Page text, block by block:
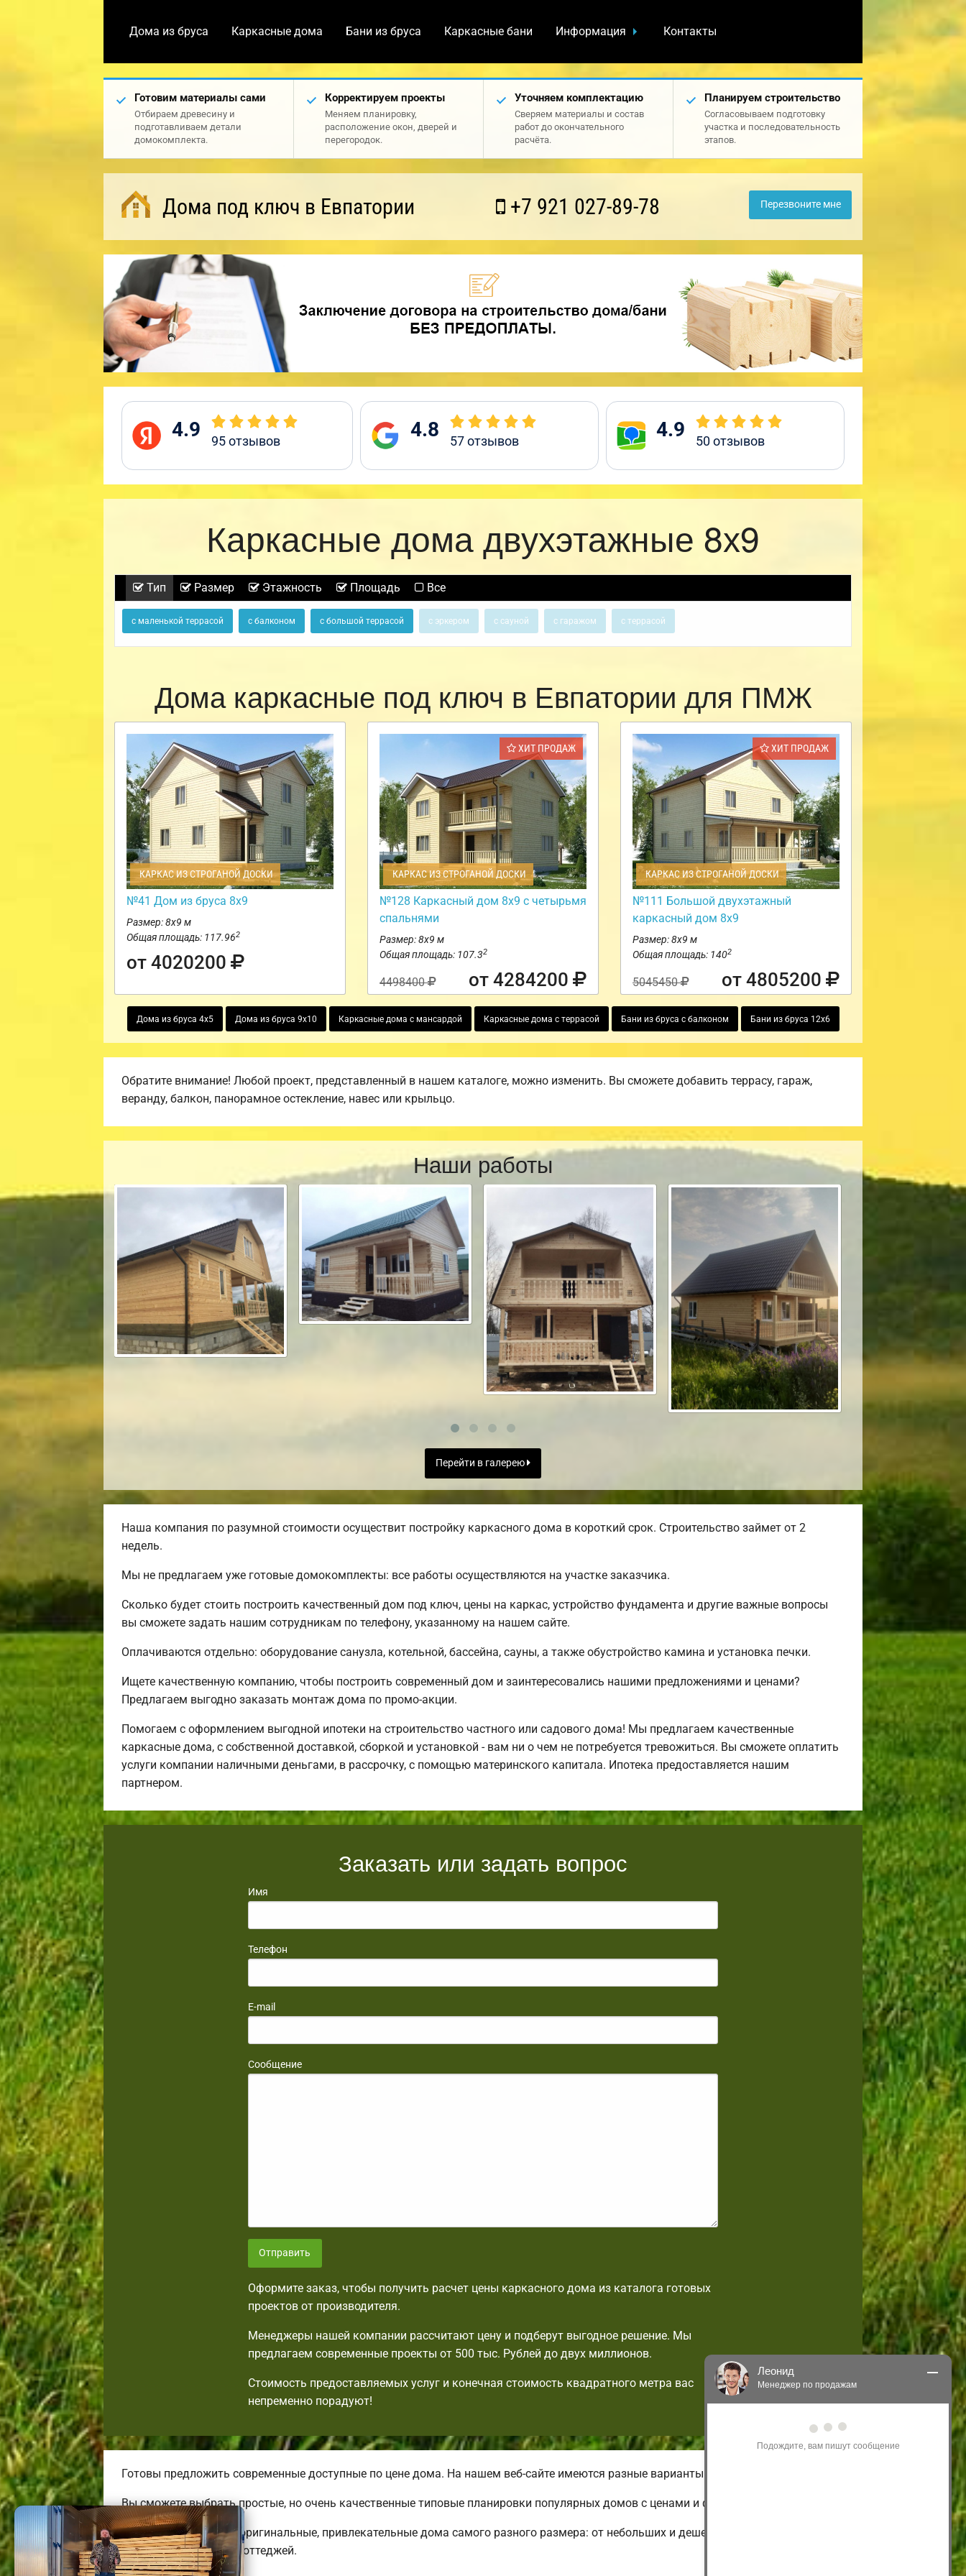
Дома из бруса Каркасные дома Бани из бруса Каркасные бани Информация Контакты
Готовим материалы сами
Отбираем древесину и
подготавливаем детали
домокомплекта.
Корректируем проекты
Меняем планировку,
расположение окон, дверей и
перегородок.
Уточняем комплектацию
Сверяем материалы и состав
работ до окончательного
расчёта.
Планируем строительство
Согласовываем подготовку
участка и последовательность
этапов.
Дома под ключ в Евпатории +7 921 027-89-78 Перезвоните мне
4.9 95отзывов 4.8 57отзывов 4.9 50отзывов
Каркасные дома двухэтажные 8х9
Тип Размер Этажность Площадь Все
с маленькой террасой с балконом с большой террасой с эркером с сауной с гаражом с террасой
Дома каркасные под ключ в Евпатории для ПМЖ
КАРКАС ИЗ СТРОГАНОЙ ДОСКИ
№41 Дом из бруса 8х9
Размер: 8х9 м
Общая площадь: 117.962
от 4020200
ХИТ ПРОДАЖ
КАРКАС ИЗ СТРОГАНОЙ ДОСКИ
№128 Каркасный дом 8х9 с четырьмя
спальнями
Размер: 8х9 м
Общая площадь: 107.32
4498400 от 4284200
ХИТ ПРОДАЖ
КАРКАС ИЗ СТРОГАНОЙ ДОСКИ
№111 Большой двухэтажный
каркасный дом 8х9
Размер: 8х9 м
Общая площадь: 1402
5045450 от 4805200
Дома из бруса 4х5 Дома из бруса 9х10 Каркасные дома с мансардой Каркасные дома с террасой Бани из бруса с балконом Бани из бруса 12х6
Обратите внимание! Любой проект, представленный в нашем каталоге, можно изменить. Вы сможете добавить террасу, гараж,
веранду, балкон, панорамное остекление, навес или крыльцо.
Наши работы
Перейти в галерею
Наша компания по разумной стоимости осуществит постройку каркасного дома в короткий срок. Строительство займет от 2
недель.
Мы не предлагаем уже готовые домокомплекты: все работы осуществляются на участке заказчика.
Сколько будет стоить построить качественный дом под ключ, цены на каркас, устройство фундамента и другие важные вопросы
вы сможете задать нашим сотрудникам по телефону, указанному на нашем сайте.
Оплачиваются отдельно: оборудование санузла, котельной, бассейна, сауны, а также обустройство камина и установка печки.
Ищете качественную компанию, чтобы построить современный дом и заинтересовались нашими предложениями и ценами?
Предлагаем выгодно заказать монтаж дома по промо-акции.
Помогаем с оформлением выгодной ипотеки на строительство частного или садового дома! Мы предлагаем качественные
каркасные дома, с собственной доставкой, сборкой и установкой - вам ни о чем не потребуется тревожиться. Вы сможете оплатить
услуги компании наличными деньгами, в рассрочку, с помощью материнского капитала. Ипотека предоставляется нашим
партнером.
Заказать или задать вопрос
Имя
Телефон
E-mail
Сообщение
Отправить
Оформите заказ, чтобы получить расчет цены каркасного дома из каталога готовых
проектов от производителя.
Менеджеры нашей компании рассчитают цену и подберут выгодное решение. Мы
предлагаем современные проекты от 500 тыс. Рублей до двух миллионов.
Стоимость предоставляемых услуг и конечная стоимость квадратного метра вас
непременно порадуют!
Готовы предложить современные доступные по цене дома. На нашем веб-сайте имеются разные варианты домов.
Вы сможете выбрать простые, но очень качественные типовые планировки популярных домов с ценами и фотографиями.
Строим комфортные, оригинальные, привлекательные дома самого разного размера: от небольших и дешевых до огромных
энергоэффективных коттеджей.
Леонид
Менеджер по продажам
Здравствуйте! Я могу
акциям и проектам.